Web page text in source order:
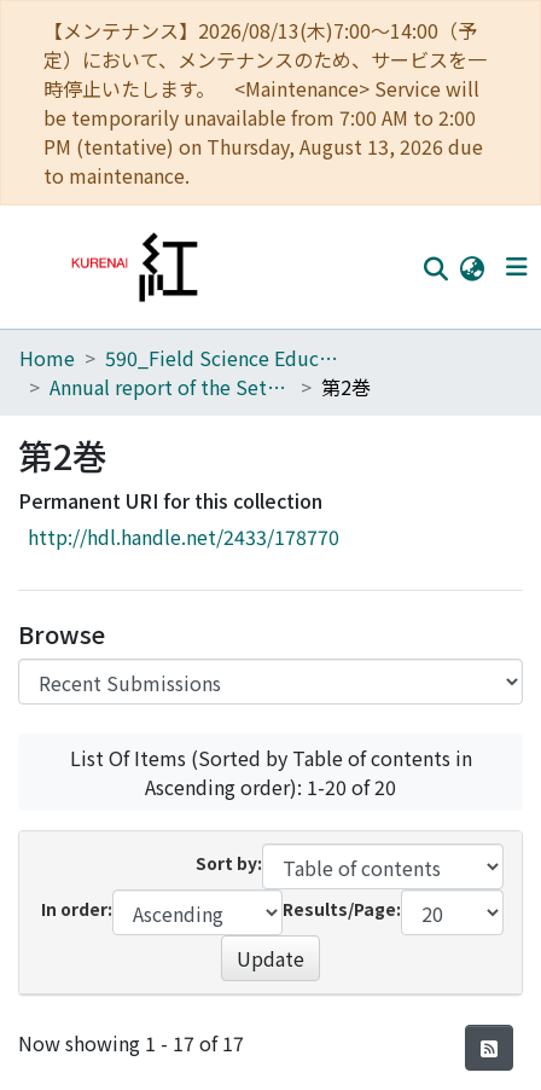
【メンテナンス】2026/08/13(木)7:00～14:00（予
定）において、メンテナンスのため、サービスを一
時停止いたします。 <Maintenance> Service will
be temporarily unavailable from 7:00 AM to 2:00
PM (tentative) on Thursday, August 13, 2026 due
to maintenance.
Home
Browse
Download Ranking
Access Statistics
Home
590_Field Science Education and Research Center
Annual report of the Seto Marine Biological Laboratory
第2巻
第2巻
Permanent URI for this collection
http://hdl.handle.net/2433/178770
Browse
List Of Items (Sorted by Table of contents in
Ascending order): 1-20 of 20
Sort by:
In order:
Results/Page:
Update
Recent Submissions
Now showing 1 - 17 of 17